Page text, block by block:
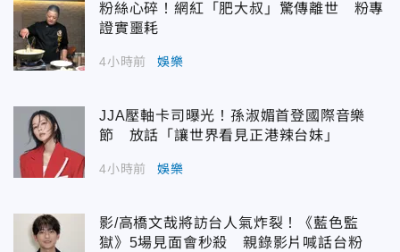
粉絲心碎！網紅「肥大叔」驚傳離世 粉專
證實噩耗
4小時前 娛樂
JJA壓軸卡司曝光！孫淑媚首登國際音樂
節 放話「讓世界看見正港辣台妹」
4小時前 娛樂
影/高橋文哉將訪台人氣炸裂！《藍色監
獄》5場見面會秒殺 親錄影片喊話台粉